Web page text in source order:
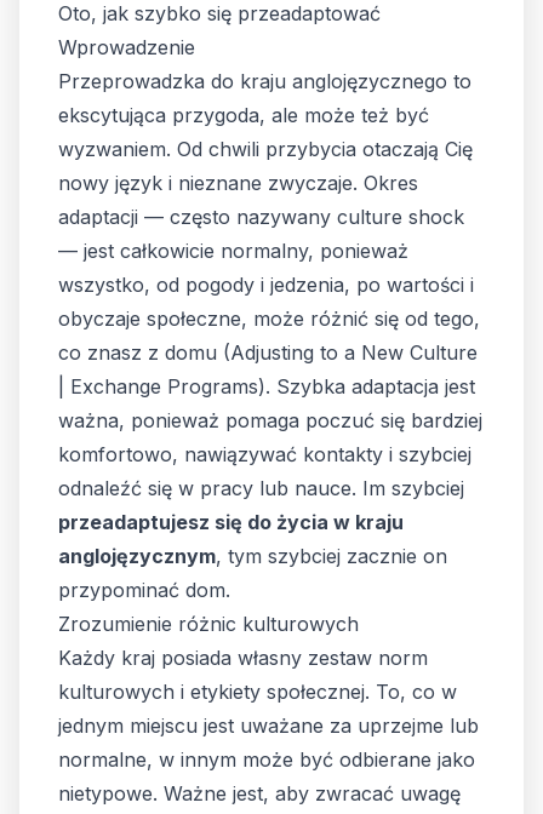
Oto, jak szybko się przeadaptować
Wprowadzenie
Przeprowadzka do kraju anglojęzycznego to
ekscytująca przygoda, ale może też być
wyzwaniem. Od chwili przybycia otaczają Cię
nowy język i nieznane zwyczaje. Okres
adaptacji — często nazywany culture shock
— jest całkowicie normalny, ponieważ
wszystko, od pogody i jedzenia, po wartości i
obyczaje społeczne, może różnić się od tego,
co znasz z domu (Adjusting to a New Culture
| Exchange Programs). Szybka adaptacja jest
ważna, ponieważ pomaga poczuć się bardziej
komfortowo, nawiązywać kontakty i szybciej
odnaleźć się w pracy lub nauce. Im szybciej
przeadaptujesz się do życia w kraju
anglojęzycznym, tym szybciej zacznie on
przypominać dom.
Zrozumienie różnic kulturowych
Każdy kraj posiada własny zestaw norm
kulturowych i etykiety społecznej. To, co w
jednym miejscu jest uważane za uprzejme lub
normalne, w innym może być odbierane jako
nietypowe. Ważne jest, aby zwracać uwagę